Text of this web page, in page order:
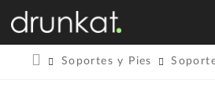
Soportes y Pies